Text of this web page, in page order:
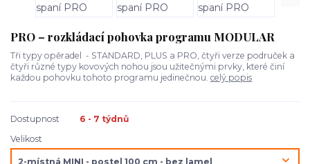
PRO – rozkládací pohovka programu MODULAR
Tři typy opěradel - STANDARD, PLUS a PRO, čtyři verze područek a
čtyři různé typy kovových nohou jsou užitečnými prvky, které činí
každou pohovku tohoto programu jedinečnou. celý popis
Dostupnost
6 - 7 týdnů
Velikost